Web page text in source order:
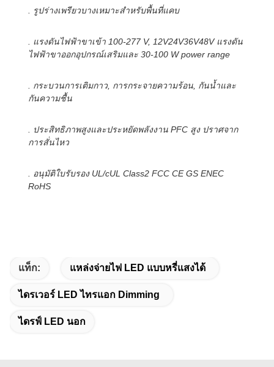
. รูปร่างเพรียวบางเหมาะสำหรับพื้นที่แคบ
. แรงดันไฟฟ้าขาเข้า 100-277 V, 12V24V36V48V แรงดัน
ไฟฟ้าขาออกอุปกรณ์เสริมและ 30-100 W power range
. กระบวนการเติมกาว, การกระจายความร้อน, กันน้ำและ
กันความชื้น
. ประสิทธิภาพสูงและประหยัดพลังงาน PFC สูง ปราศจาก
การสั่นไหว
. อนุมัติใบรับรอง UL/cUL Class2 FCC CE GS ENEC
RoHS
แท็ก: แหล่งจ่ายไฟ LED แบบหรี่แสงได้
ไดรเวอร์ LED ไทรแอก Dimming
ไดรฟ์ LED นอก